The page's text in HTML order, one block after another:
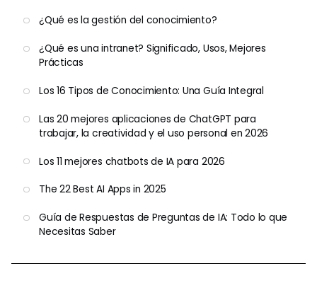
¿Qué es la gestión del conocimiento?
¿Qué es una intranet? Significado, Usos, Mejores
Prácticas
Los 16 Tipos de Conocimiento: Una Guía Integral
Las 20 mejores aplicaciones de ChatGPT para
trabajar, la creatividad y el uso personal en 2026
Los 11 mejores chatbots de IA para 2026
The 22 Best AI Apps in 2025
Guía de Respuestas de Preguntas de IA: Todo lo que
Necesitas Saber